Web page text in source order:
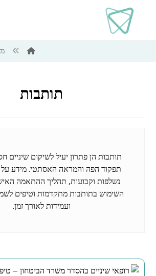
תותבות
תותבות הן פתרון יעיל לשיקום שיניים
תפקוד הפה והמראה האסתטי. מידע על
נשלפות וקבועות, תהליך ההתאמה
השימוש בתותבות מתקדמות וטיפים
ועמידות לאורך זמן.